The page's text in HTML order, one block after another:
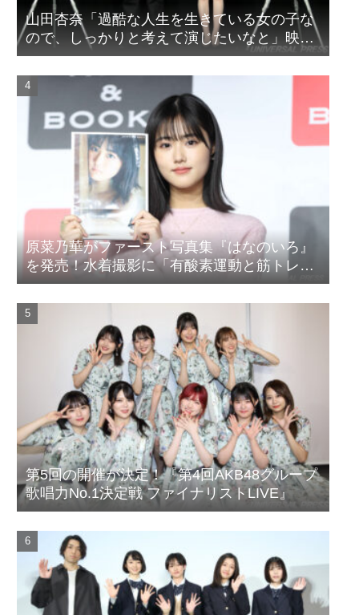
山田杏奈「過酷な人生を生きている女の子な
ので、しっかりと考えて演じたいなと」映画
『山女』東京国際映画祭Q&A
原菜乃華がファースト写真集『はなのいろ』
を発売！水着撮影に「有酸素運動と筋トレを
頑張りました」
第5回の開催が決定！『第4回AKB48グループ
歌唱力No.1決定戦 ファイナリストLIVE』